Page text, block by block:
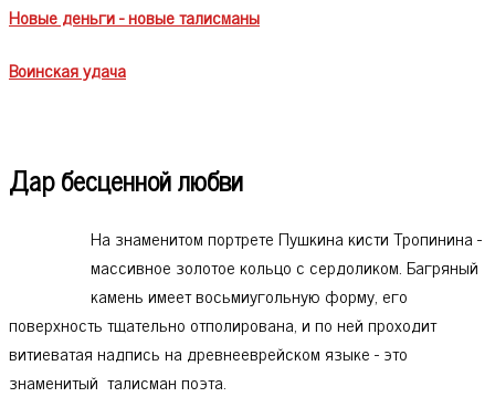
Новые деньги - новые талисманы
Воинская удача
Дар бесценной любви
На знаменитом портрете Пушкина кисти Тропинина -
массивное золотое кольцо с сердоликом. Багряный
камень имеет восьмиугольную форму, его
поверхность тщательно отполирована, и по ней проходит
витиеватая надпись на древнееврейском языке - это
знаменитый талисман поэта.